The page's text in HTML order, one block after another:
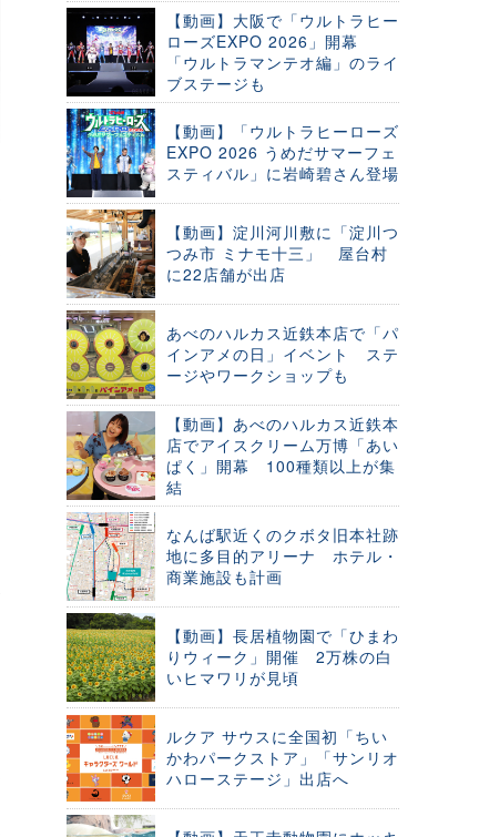
【動画】大阪で「ウルトラヒー
ローズEXPO 2026」開幕
「ウルトラマンテオ編」のライ
ブステージも
【動画】「ウルトラヒーローズ
EXPO 2026 うめだサマーフェ
スティバル」に岩崎碧さん登場
【動画】淀川河川敷に「淀川つ
つみ市 ミナモ十三」 屋台村
に22店舗が出店
あべのハルカス近鉄本店で「パ
インアメの日」イベント ステ
ージやワークショップも
【動画】あべのハルカス近鉄本
店でアイスクリーム万博「あい
ぱく」開幕 100種類以上が集
結
なんば駅近くのクボタ旧本社跡
地に多目的アリーナ ホテル・
商業施設も計画
【動画】長居植物園で「ひまわ
りウィーク」開催 2万株の白
いヒマワリが見頃
ルクア サウスに全国初「ちい
かわパークストア」「サンリオ
ハローステージ」出店へ